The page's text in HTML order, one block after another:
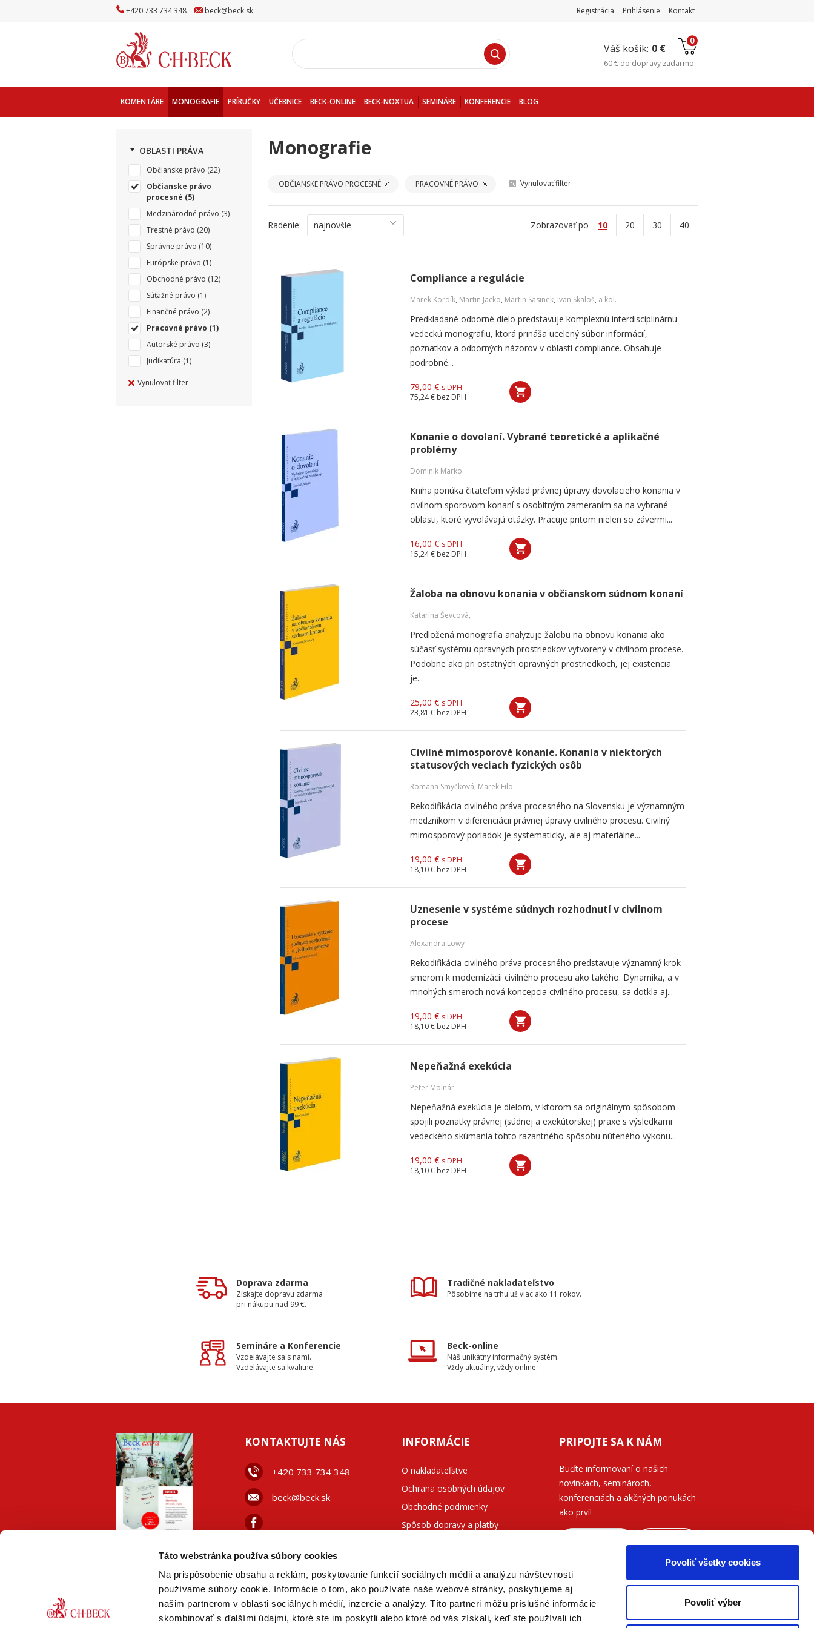
Táto webstránka používa súbory cookies
Na prispôsobenie obsahu a reklám, poskytovanie funkcií sociálnych médií a analýzu návštevnosti
používame súbory cookie. Informácie o tom, ako používate naše webové stránky, poskytujeme aj
našim partnerom v oblasti sociálnych médií, inzercie a analýzy. Títo partneri môžu príslušné informácie
skombinovať s ďalšími údajmi, ktoré ste im poskytli alebo ktoré od vás získali, keď ste používali ich
Povoliť všetky cookies
Povoliť výber
+420733 734348 beck@beck.sk Registrácia Prihlásenie Kontakt
Váš košík: 0 €
0
60 € do dopravy zadarmo.
KOMENTÁRE MONOGRAFIE PRÍRUČKY UČEBNICE BECK-ONLINE BECK-NOXTUA SEMINÁRE KONFERENCIE BLOG
OBLASTI PRÁVA
Občianske právo (22)
Občianske právo
procesné (5)
Medzinárodné právo (3)
Trestné právo (20)
Správne právo (10)
Európske právo (1)
Obchodné právo (12)
Súťažné právo (1)
Finančné právo (2)
Pracovné právo (1)
Autorské právo (3)
Judikatúra (1)
Vynulovať filter
Monografie
OBČIANSKE PRÁVO PROCESNÉ PRACOVNÉ PRÁVO Vynulovať filter
Radenie: najnovšie Zobrazovať po 10 20 30 40
Compliance a regulácie
Marek Kordík, Martin Jacko, Martin Sasinek, Ivan Skaloš, a kol.
Predkladané odborné dielo predstavuje komplexnú interdisciplinárnu
vedeckú monografiu, ktorá prináša ucelený súbor informácií,
poznatkov a odborných názorov v oblasti compliance. Obsahuje
podrobné...
79,00 € s DPH
75,24 € bez DPH
Konanie o dovolaní. Vybrané teoretické a aplikačné
problémy
Dominik Marko
Kniha ponúka čitateľom výklad právnej úpravy dovolacieho konania v
civilnom sporovom konaní s osobitným zameraním sa na vybrané
oblasti, ktoré vyvolávajú otázky. Pracuje pritom nielen so závermi...
16,00 € s DPH
15,24 € bez DPH
Žaloba na obnovu konania v občianskom súdnom konaní
Katarína Ševcová,
Predložená monografia analyzuje žalobu na obnovu konania ako
súčasť systému opravných prostriedkov vytvorený v civilnom procese.
Podobne ako pri ostatných opravných prostriedkoch, jej existencia
je...
25,00 € s DPH
23,81 € bez DPH
Civilné mimosporové konanie. Konania v niektorých
statusových veciach fyzických osôb
Romana Smyčková, Marek Filo
Rekodifikácia civilného práva procesného na Slovensku je významným
medzníkom v diferenciácii právnej úpravy civilného procesu. Civilný
mimosporový poriadok je systematicky, ale aj materiálne...
19,00 € s DPH
18,10 € bez DPH
Uznesenie v systéme súdnych rozhodnutí v civilnom
procese
Alexandra Löwy
Rekodifikácia civilného práva procesného predstavuje významný krok
smerom k modernizácii civilného procesu ako takého. Dynamika, a v
mnohých smeroch nová koncepcia civilného procesu, sa dotkla aj...
19,00 € s DPH
18,10 € bez DPH
Nepeňažná exekúcia
Peter Molnár
Nepeňažná exekúcia je dielom, v ktorom sa originálnym spôsobom
spojili poznatky právnej (súdnej a exekútorskej) praxe s výsledkami
vedeckého skúmania tohto razantného spôsobu núteného výkonu...
19,00 € s DPH
18,10 € bez DPH
Doprava zdarma
Získajte dopravu zdarma
pri nákupu nad 99 €.
Tradičné nakladateľstvo
Pôsobíme na trhu už viac ako 11 rokov.
Semináre a Konferencie
Vzdelávajte sa s nami.
Vzdelávajte sa kvalitne.
Beck-online
Náš unikátny informačný systém.
Vždy aktuálny, vždy online.
PDF
VERZIA
KONTAKTUJTE NÁS
+420 733 734 348
beck@beck.sk
INFORMÁCIE
O nakladateľstve
Ochrana osobných údajov
Obchodné podmienky
Spôsob dopravy a platby
PRIPOJTE SA K NÁM
Buďte informovaní o našich
novinkách, seminároch,
konferenciách a akčných ponukách
ako prví!
Prečítajte si, ako naše nakladateľstvo
nakladá s vašimi
osobnými údajmi.